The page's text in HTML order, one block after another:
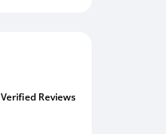
Verified Reviews